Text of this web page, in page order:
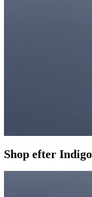
Shop efter Indigo